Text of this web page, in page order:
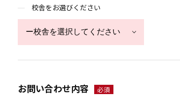
校舎をお選びください
お問い合わせ内容 必須